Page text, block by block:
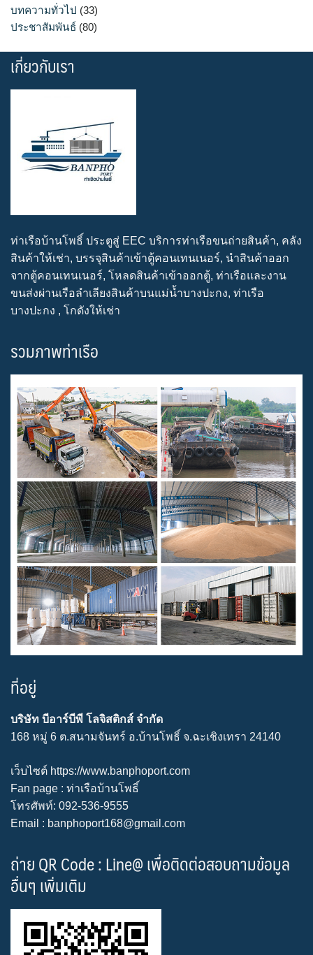
บทความทั่วไป (33)
ประชาสัมพันธ์ (80)
เกี่ยวกับเรา
ท่าเรือบ้านโพธิ์ ประตูสู่ EEC บริการท่าเรือขนถ่ายสินค้า, คลัง
สินค้าให้เช่า, บรรจุสินค้าเข้าตู้คอนเทนเนอร์, นำสินค้าออก
จากตู้คอนเทนเนอร์, โหลดสินค้าเข้าออกตู้, ท่าเรือและงาน
ขนส่งผ่านเรือลำเลียงสินค้าบนแม่น้ำบางปะกง, ท่าเรือ
บางปะกง , โกดังให้เช่า
รวมภาพท่าเรือ
ที่อยู่
บริษัท บีอาร์บีพี โลจิสติกส์ จำกัด
168 หมู่ 6 ต.สนามจันทร์ อ.บ้านโพธิ์ จ.ฉะเชิงเทรา 24140
เว็บไซต์ https://www.banphoport.com
Fan page : ท่าเรือบ้านโพธิ์
โทรศัพท์: 092-536-9555
Email : banphoport168@gmail.com
ถ่าย QR Code : Line@ เพื่อติดต่อสอบถามข้อมูล
อื่นๆ เพิ่มเติม